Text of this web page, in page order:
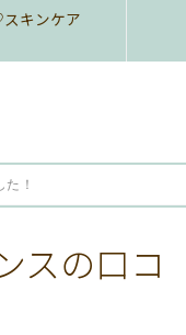
キンケア
！
スの口コ